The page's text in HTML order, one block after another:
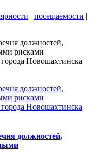
| посещаемости |
должностей,